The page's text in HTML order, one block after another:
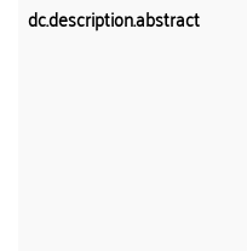
dc.description.abstract